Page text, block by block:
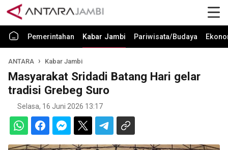
Pemerintahan Kabar Jambi Pariwisata/Budaya
ANTARA Kabar Jambi
Masyarakat Sridadi Batang Hari gelar
tradisi Grebeg Suro
Selasa, 16 Juni 2026 13:17